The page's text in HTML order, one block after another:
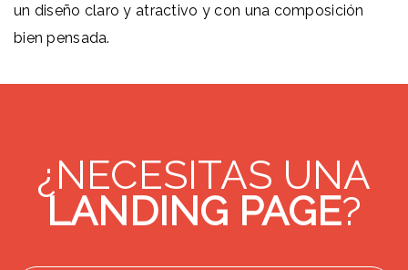
un diseño claro y atractivo y con una composición
bien pensada.
¿NECESITAS UNA
LANDING PAGE?